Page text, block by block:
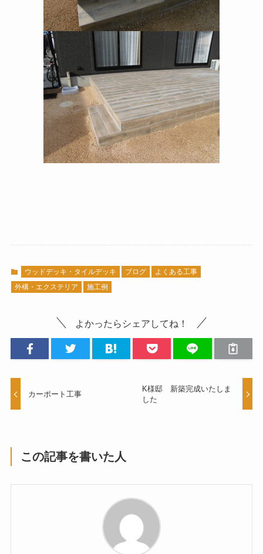
ウッドデッキ・タイルデッキ ブログ
よくある工事
外構・エクステリア
施工例
よかったらシェアしてね！
カーポート工事
K様邸 新築完成いたしま
した
この記事を書いた人